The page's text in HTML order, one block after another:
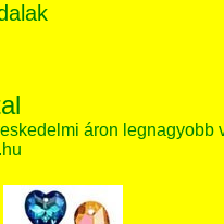
áron legnagyobb